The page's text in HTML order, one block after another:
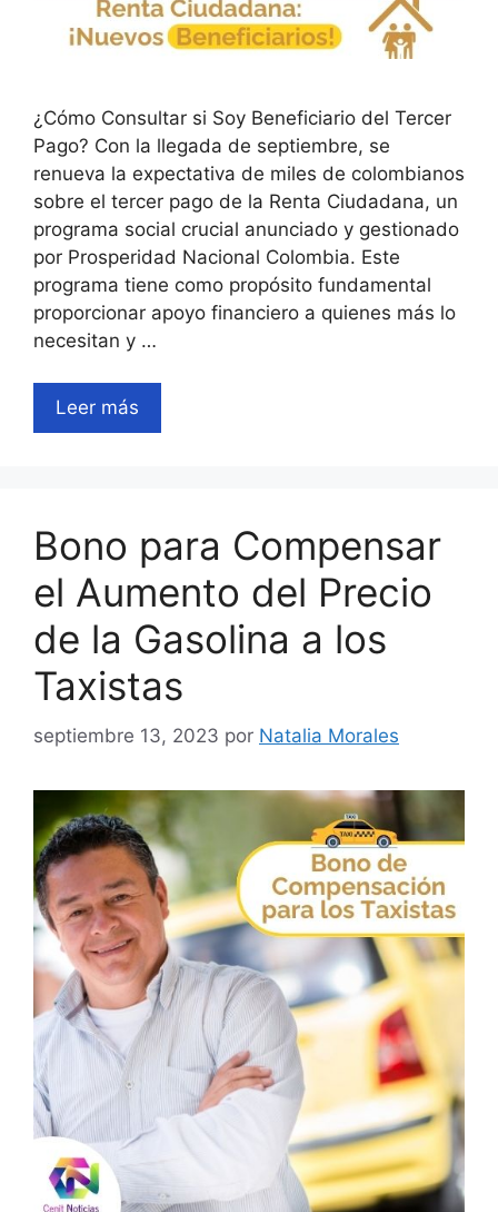
¿Cómo Consultar si Soy Beneficiario del Tercer
Pago? Con la llegada de septiembre, se
renueva la expectativa de miles de colombianos
sobre el tercer pago de la Renta Ciudadana, un
programa social crucial anunciado y gestionado
por Prosperidad Nacional Colombia. Este
programa tiene como propósito fundamental
proporcionar apoyo financiero a quienes más lo
necesitan y …
Leer más
Bono para Compensar
el Aumento del Precio
de la Gasolina a los
Taxistas
septiembre 13, 2023 por Natalia Morales